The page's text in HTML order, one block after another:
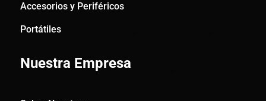
Accesorios y Periféricos
Portátiles
Nuestra Empresa